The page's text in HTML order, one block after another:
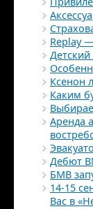
Replay
Ксенон
Каким
Аренда
Дебют
БМВ
14-15
Вас в